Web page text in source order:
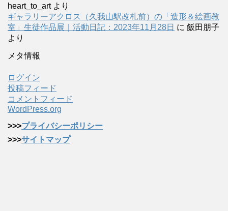
heart_to_artより
ギャラリーアクロス（久我山駅改札前）の「造形＆絵画教
室」生徒作品展｜活動日記：2023年11月28日 に 飯田朋子
より
メタ情報
ログイン
投稿フィード
コメントフィード
WordPress.org
>>>プライバシーポリシー
>>>サイトマップ